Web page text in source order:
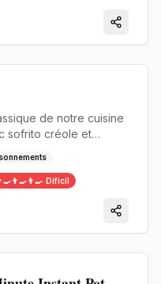
de notre cuisine
sofrito créole et
Difícil